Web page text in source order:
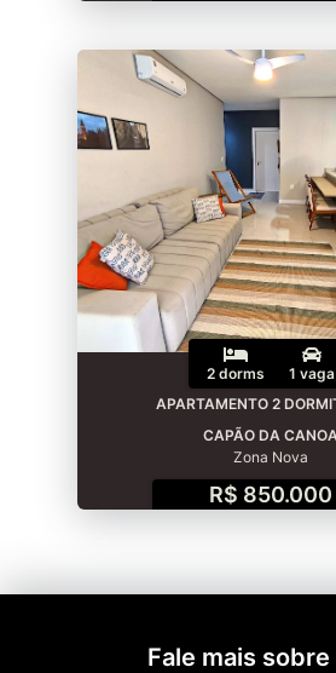
2 dorms
1 vaga
APARTAMENTO 2
CAPÃO DA CANOA
Zona Nova
R$ 850.000
Fale mais